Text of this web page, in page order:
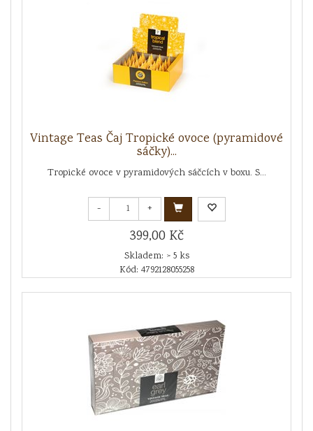
Vintage Teas Čaj Tropické ovoce (pyramidové
sáčky)...
Tropické ovoce v pyramidových sáčcích v boxu. S...
- +
399,00 Kč
Skladem: > 5 ks
Kód: 4792128055258